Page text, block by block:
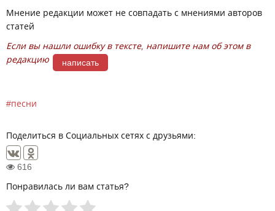
Мнение редакции может не совпадать с мнениями авторов
статей
Если вы нашли ошибку в тексте, напишите нам об этом в
редакцию
написать
песни
Поделиться в Социальных сетях с друзьями:
616
Понравилась ли вам статья?